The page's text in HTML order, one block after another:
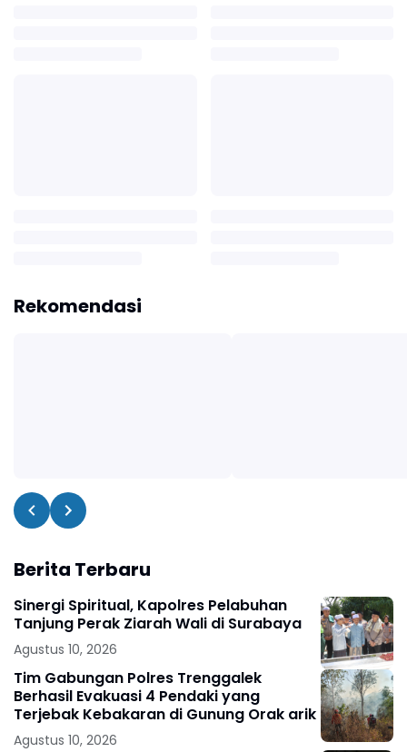
Rekomendasi
Berita Terbaru
Sinergi Spiritual, Kapolres Pelabuhan
Tanjung Perak Ziarah Wali di Surabaya
Agustus 10, 2026
Tim Gabungan Polres Trenggalek
Berhasil Evakuasi 4 Pendaki yang
Terjebak Kebakaran di Gunung Orak arik
Agustus 10, 2026